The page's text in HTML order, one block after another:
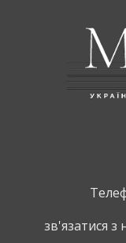
зв'язатися з